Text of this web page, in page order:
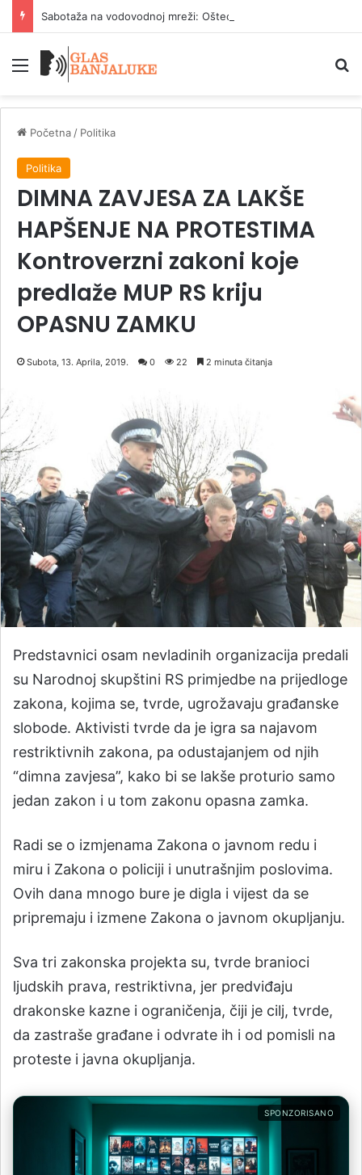
Meni
Početna / Politika
Politika
DIMNA ZAVJESA ZA LAKŠE
HAPŠENJE NA PROTESTIMA
Kontroverzni zakoni koje
predlaže MUP RS kriju
OPASNU ZAMKU
Subota, 13. Aprila, 2019. 0 22 2 minuta čitanja
Predstavnici osam nevladinih organizacija predali
su Narodnoj skupštini RS primjedbe na prijedloge
zakona, kojima se, tvrde, ugrožavaju građanske
slobode. Aktivisti tvrde da je igra sa najavom
restriktivnih zakona, pa odustajanjem od njih
“dimna zavjesa”, kako bi se lakše proturio samo
jedan zakon i u tom zakonu opasna zamka.
Radi se o izmjenama Zakona o javnom redu i
miru i Zakona o policiji i unutrašnjim poslovima.
Ovih dana mnogo bure je digla i vijest da se
pripremaju i izmene Zakona o javnom okupljanju.
Sva tri zakonska projekta su, tvrde branioci
ljudskih prava, restriktivna, jer predviđaju
drakonske kazne i ograničenja, čiji je cilj, tvrde,
da zastraše građane i odvrate ih i od pomisli na
proteste i javna okupljanja.
SPONZORISANO